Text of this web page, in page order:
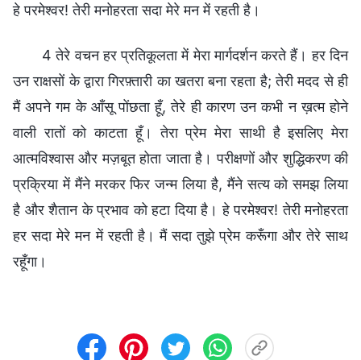
हे परमेश्वर! तेरी मनोहरता सदा मेरे मन में रहती है।
4 तेरे वचन हर प्रतिकूलता में मेरा मार्गदर्शन करते हैं। हर दिन
उन राक्षसों के द्वारा गिरफ़्तारी का खतरा बना रहता है; तेरी मदद से ही
मैं अपने गम के आँसू पोंछता हूँ, तेरे ही कारण उन कभी न ख़त्म होने
वाली रातों को काटता हूँ। तेरा प्रेम मेरा साथी है इसलिए मेरा
आत्मविश्वास और मज़बूत होता जाता है। परीक्षणों और शुद्धिकरण की
प्रक्रिया में मैंने मरकर फिर जन्म लिया है, मैंने सत्य को समझ लिया
है और शैतान के प्रभाव को हटा दिया है। हे परमेश्वर! तेरी मनोहरता
हर सदा मेरे मन में रहती है। मैं सदा तुझे प्रेम करूँगा और तेरे साथ
रहूँगा।